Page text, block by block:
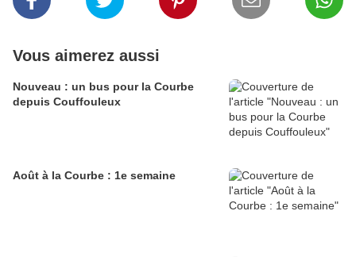
Vous aimerez aussi
Nouveau : un bus pour la Courbe
depuis Couffouleux
Août à la Courbe : 1e semaine